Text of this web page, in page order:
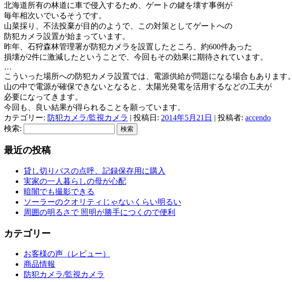
北海道所有の林道に車で侵入するため、ゲートの鍵を壊す事例が
毎年相次いでいるそうです。
山菜採り、不法投棄が目的のようで、この対策としてゲートへの
防犯カメラ設置が始まっています。
昨年、石狩森林管理署が防犯カメラを設置したところ、約600件あった
損壊が2件に激減したということで、今回もその効果に期待されています。
…
こういった場所への防犯カメラ設置では、電源供給が問題になる場合もあります。
山の中で電源が確保できないとなると、太陽光発電を活用するなどの工夫が
必要になってきます。
今回も、良い結果が得られることを願っています。
カテゴリー: 防犯カメラ/監視カメラ | 投稿日: 2014年5月21日 | 投稿者: accendo
検索:
最近の投稿
貸し切りバスの点呼、記録保存用に購入
実家の一人暮らしの母が心配
暗闇でも撮影できる
ソーラーのクオリティじゃないくらい明るい
周囲の明るさで 照明が勝手につくので便利
カテゴリー
お客様の声（レビュー）
商品情報
防犯カメラ/監視カメラ